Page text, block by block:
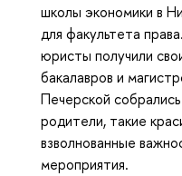
школы экономики в
для факультета
юристы получили
бакалавров и
Печерской
родители, такие
взволнованные
мероприятия.